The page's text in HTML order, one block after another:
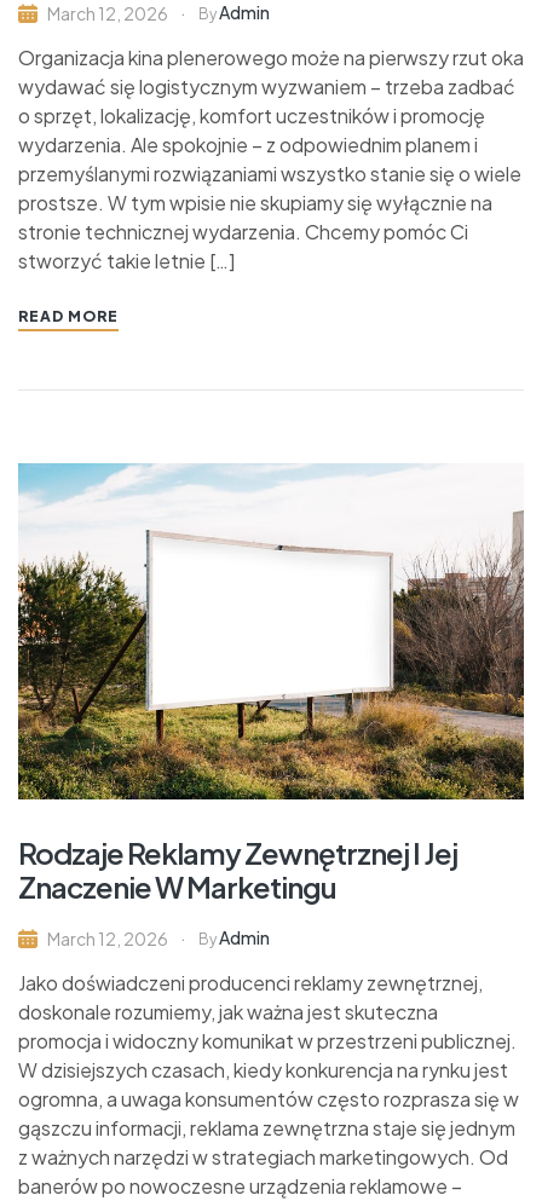
March 12, 2026 ByAdmin
Organizacja kina plenerowego może na pierwszy rzut oka
wydawać się logistycznym wyzwaniem – trzeba zadbać
o sprzęt, lokalizację, komfort uczestników i promocję
wydarzenia. Ale spokojnie – z odpowiednim planem i
przemyślanymi rozwiązaniami wszystko stanie się o wiele
prostsze. W tym wpisie nie skupiamy się wyłącznie na
stronie technicznej wydarzenia. Chcemy pomóc Ci
stworzyć takie letnie […]
READ MORE
Rodzaje Reklamy Zewnętrznej I Jej
Znaczenie W Marketingu
March 12, 2026 ByAdmin
Jako doświadczeni producenci reklamy zewnętrznej,
doskonale rozumiemy, jak ważna jest skuteczna
promocja i widoczny komunikat w przestrzeni publicznej.
W dzisiejszych czasach, kiedy konkurencja na rynku jest
ogromna, a uwaga konsumentów często rozprasza się w
gąszczu informacji, reklama zewnętrzna staje się jednym
z ważnych narzędzi w strategiach marketingowych. Od
banerów po nowoczesne urządzenia reklamowe –